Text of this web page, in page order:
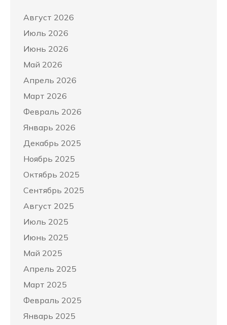
Август 2026
Июль 2026
Июнь 2026
Май 2026
Апрель 2026
Март 2026
Февраль 2026
Январь 2026
Декабрь 2025
Ноябрь 2025
Октябрь 2025
Сентябрь 2025
Август 2025
Июль 2025
Июнь 2025
Май 2025
Апрель 2025
Март 2025
Февраль 2025
Январь 2025